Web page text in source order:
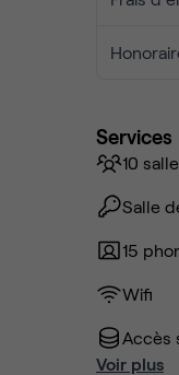
Services
10
Salle
15
Wifi
Accès
Voir plus